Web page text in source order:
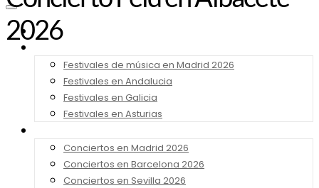
Noticias
Festivales de música en Madrid 2026
Festivales en Andalucia
Festivales en Galicia
Festivales en Asturias
Conciertos en Madrid 2026
Conciertos en Barcelona 2026
Conciertos en Sevilla 2026
2026